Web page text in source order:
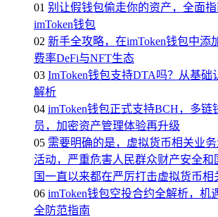
01 别让假钱包偷走你的资产，全面
imToken钱包
02 新手全攻略，在imToken钱包中添
费率DeFi与NFT生态
03 ImToken钱包支持DTA吗？从基础
解析
04 imToken钱包正式支持BCH，多链
员，加密资产管理体验再升级
05 需要明确的是，虚拟货币相关业
活动，严重危害人民群众财产安全和
国一直以来都在严厉打击虚拟货币相
06 imToken钱包空投合约全解析，机
全防范指南